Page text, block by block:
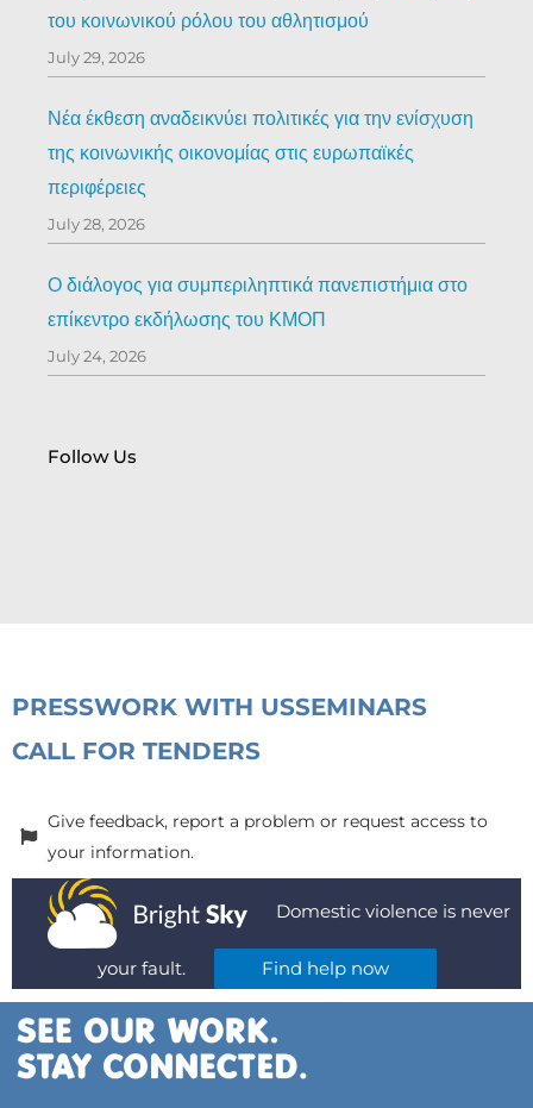
του κοινωνικού ρόλου του αθλητισμού
July 29, 2026
Νέα έκθεση αναδεικνύει πολιτικές για την ενίσχυση
της κοινωνικής οικονομίας στις ευρωπαϊκές
περιφέρειες
July 28, 2026
Ο διάλογος για συμπεριληπτικά πανεπιστήμια στο
επίκεντρο εκδήλωσης του ΚΜΟΠ
July 24, 2026
Follow Us
PRESSWORK WITH USSEMINARS
CALL FOR TENDERS
Give feedback, report a problem or request access to
your information.
Domestic violence is never
your fault. Find help now